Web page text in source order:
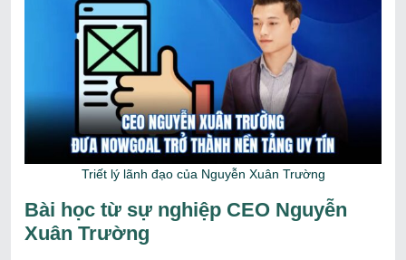
Triết lý lãnh đạo của Nguyễn Xuân Trường
Bài học từ sự nghiệp CEO Nguyễn
Xuân Trường